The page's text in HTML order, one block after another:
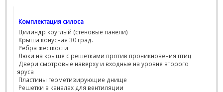
Комплектация силоса
Цилиндр круглый (стеновые панели)
Крыша конусная 30 град.
Ребра жесткости
Люки на крыше с решетками против проникновения птиц
Двери смотровые наверху и входные на уровне второго
яруса
Пластины герметизирующие днище
Решетки в каналах для вентиляции